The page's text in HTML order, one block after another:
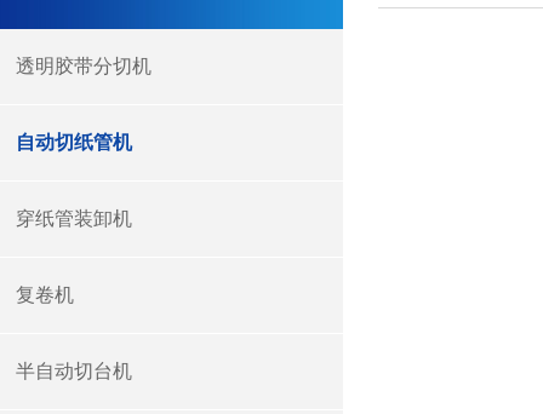
透明胶带分切机
自动切纸管机
穿纸管装卸机
复卷机
半自动切台机